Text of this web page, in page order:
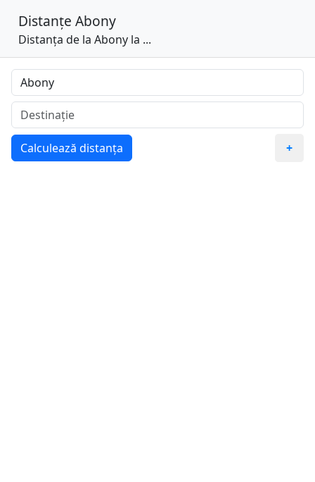
Distanțe Abony
Distanța de la Abony la ...
Calculează distanța +